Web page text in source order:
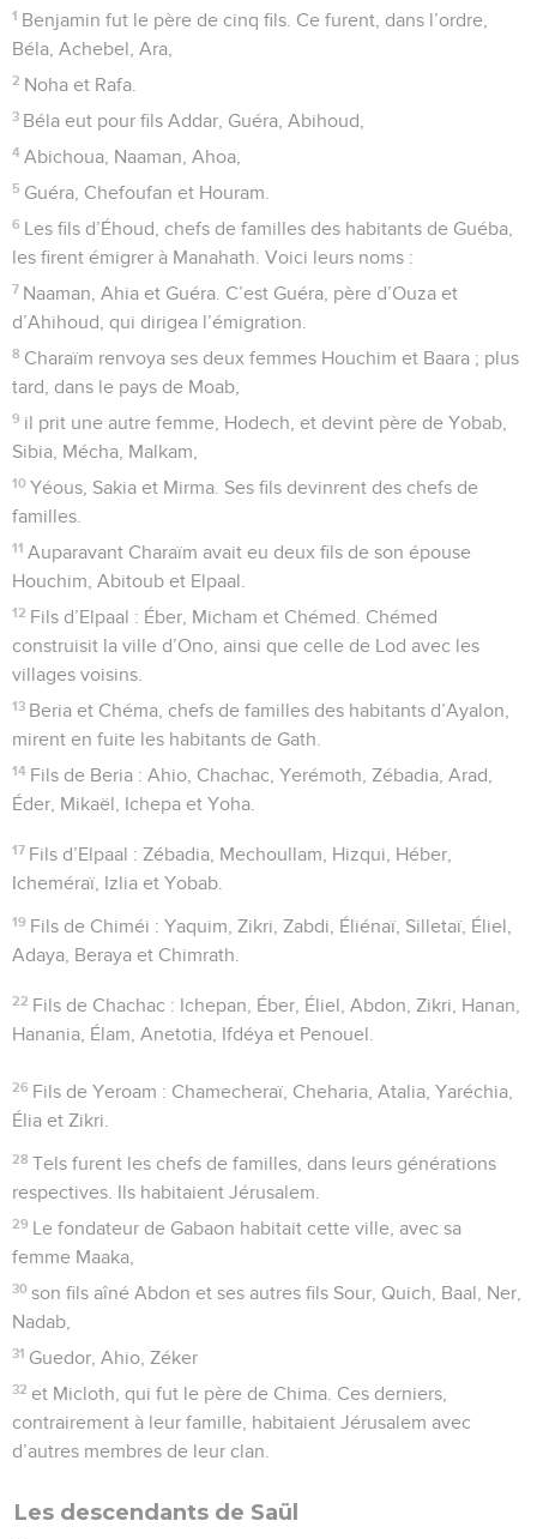
1 Benjamin fut le père de cinq fils. Ce furent, dans l’ordre,
Béla, Achebel, Ara,
2 Noha et Rafa.
3 Béla eut pour fils Addar, Guéra, Abihoud,
4 Abichoua, Naaman, Ahoa,
5 Guéra, Chefoufan et Houram.
6 Les fils d’Éhoud, chefs de familles des habitants de Guéba,
les firent émigrer à Manahath. Voici leurs noms :
7 Naaman, Ahia et Guéra. C’est Guéra, père d’Ouza et
d’Ahihoud, qui dirigea l’émigration.
8 Charaïm renvoya ses deux femmes Houchim et Baara ; plus
tard, dans le pays de Moab,
9 il prit une autre femme, Hodech, et devint père de Yobab,
Sibia, Mécha, Malkam,
10 Yéous, Sakia et Mirma. Ses fils devinrent des chefs de
familles.
11 Auparavant Charaïm avait eu deux fils de son épouse
Houchim, Abitoub et Elpaal.
12 Fils d’Elpaal : Éber, Micham et Chémed. Chémed
construisit la ville d’Ono, ainsi que celle de Lod avec les
villages voisins.
13 Beria et Chéma, chefs de familles des habitants d’Ayalon,
mirent en fuite les habitants de Gath.
14 Fils de Beria : Ahio, Chachac, Yerémoth, Zébadia, Arad,
Éder, Mikaël, Ichepa et Yoha.
17 Fils d’Elpaal : Zébadia, Mechoullam, Hizqui, Héber,
Icheméraï, Izlia et Yobab.
19 Fils de Chiméi : Yaquim, Zikri, Zabdi, Éliénaï, Silletaï, Éliel,
Adaya, Beraya et Chimrath.
22 Fils de Chachac : Ichepan, Éber, Éliel, Abdon, Zikri, Hanan,
Hanania, Élam, Anetotia, Ifdéya et Penouel.
26 Fils de Yeroam : Chamecheraï, Cheharia, Atalia, Yaréchia,
Élia et Zikri.
28 Tels furent les chefs de familles, dans leurs générations
respectives. Ils habitaient Jérusalem.
29 Le fondateur de Gabaon habitait cette ville, avec sa
femme Maaka,
30 son fils aîné Abdon et ses autres fils Sour, Quich, Baal, Ner,
Nadab,
31 Guedor, Ahio, Zéker
32 et Micloth, qui fut le père de Chima. Ces derniers,
contrairement à leur famille, habitaient Jérusalem avec
d’autres membres de leur clan.
Les descendants de Saül